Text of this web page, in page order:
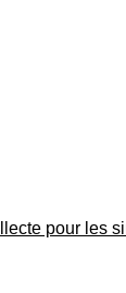
pour les